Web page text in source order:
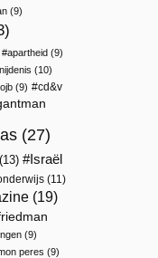
(9)
apartheid (9)
(10)
(9)
cd&v
(27)
(13)
Israël
(11)
(19)
(9)
peres (9)